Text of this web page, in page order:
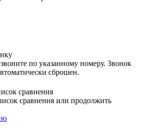
по указанному номеру. Звонок
сброшен.
сравнения
сравнения или продолжить